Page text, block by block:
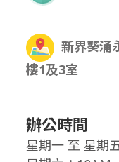
新界葵涌
樓1及3室
辦公時間
星期一 至 星期